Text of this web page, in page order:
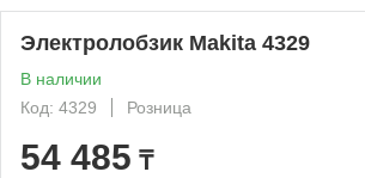
Электролобзик Makita 4329
В наличии
Код: 4329
Розница
54 485 ₸